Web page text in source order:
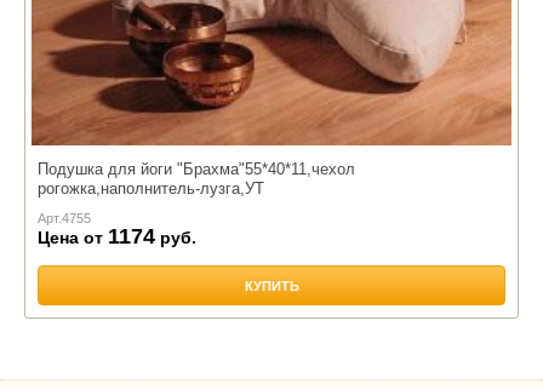
Подушка для йоги "Брахма"55*40*11,чехол
рогожка,наполнитель-лузга,УТ
Арт.4755
Цена от 1174 руб.
КУПИТЬ